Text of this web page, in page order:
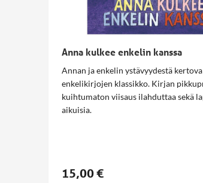
Anna kulkee enkelin kanssa
Annan ja enkelin ystävyydestä
enkelikirjojen klassikko. Kirjan
kuihtumaton viisaus ilahduttaa sekä
aikuisia.
15,00 €